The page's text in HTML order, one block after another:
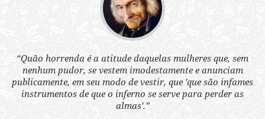
“Quão horrenda é a atitude daquelas mulheres que, sem
nenhum pudor, se vestem imodestamente e anunciam
publicamente, em seu modo de vestir, que 'que são infames
instrumentos de que o inferno se serve para perder as
almas'.”